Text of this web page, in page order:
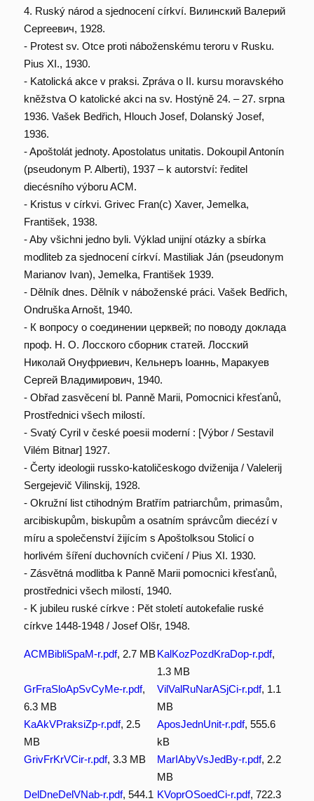
4. Ruský národ a sjednocení církví. Вилинский Валерий
Сергеевич, 1928.
- Protest sv. Otce proti náboženskému teroru v Rusku.
Pius XI., 1930.
- Katolická akce v praksi. Zpráva o II. kursu moravského
kněžstva O katolické akci na sv. Hostýně 24. – 27. srpna
1936. Vašek Bedřich, Hlouch Josef, Dolanský Josef,
1936.
- Apoštolát jednoty. Apostolatus unitatis. Dokoupil Antonín
(pseudonym P. Alberti), 1937 – k autorství: ředitel
diecésního výboru ACM.
- Kristus v církvi. Grivec Fran(c) Xaver, Jemelka,
František, 1938.
- Aby všichni jedno byli. Výklad unijní otázky a sbírka
modliteb za sjednocení církví. Mastiliak Ján (pseudonym
Marianov Ivan), Jemelka, František 1939.
- Dělník dnes. Dělník v náboženské práci. Vašek Bedřich,
Ondruška Arnošt, 1940.
- К вопросу о соединении церквей; по поводу доклада
проф. Н. О. Лосского сборник статей. Лосский
Николай Онуфриевич, Кельнеръ Iоаннь, Маракуев
Сергей Владимирович, 1940.
- Obřad zasvěcení bl. Panně Marii, Pomocnici křesťanů,
Prostřednici všech milostí.
- Svatý Cyril v české poesii moderní : [Výbor / Sestavil
Vilém Bitnar] 1927.
- Čerty ideologii russko-katoličeskogo dviženija / Valelerij
Sergejevič Vilinskij, 1928.
- Okružní list ctihodným Bratřím patriarchům, primasům,
arcibiskupům, biskupům a osatním správcům diecézí v
míru a společenství žijícím s Apoštolksou Stolicí o
horlivém šíření duchovních cvičení / Pius XI. 1930.
- Zásvětná modlitba k Panně Marii pomocnici křesťanů,
prostřednici všech milostí, 1940.
- K jubileu ruské církve : Pět století autokefalie ruské
církve 1448-1948 / Josef Olšr, 1948.
ACMBibliSpaM-r.pdf, 2.7 MB KalKozPozdKraDop-r.pdf,
1.3 MB
GrFraSloApSvCyMe-r.pdf,
6.3 MB
VilValRuNarASjCi-r.pdf, 1.1
MB
KaAkVPraksiZp-r.pdf, 2.5
MB
AposJednUnit-r.pdf, 555.6
kB
GrivFrKrVCir-r.pdf, 3.3 MB MarIAbyVsJedBy-r.pdf, 2.2
MB
DelDneDelVNab-r.pdf, 544.1 KVoprOSoedCi-r.pdf, 722.3